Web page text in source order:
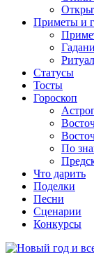
Приметы и
Статусы
Тосты
Гороскоп
По
Что дарить
Поделки
Песни
Сценарии
Конкурсы